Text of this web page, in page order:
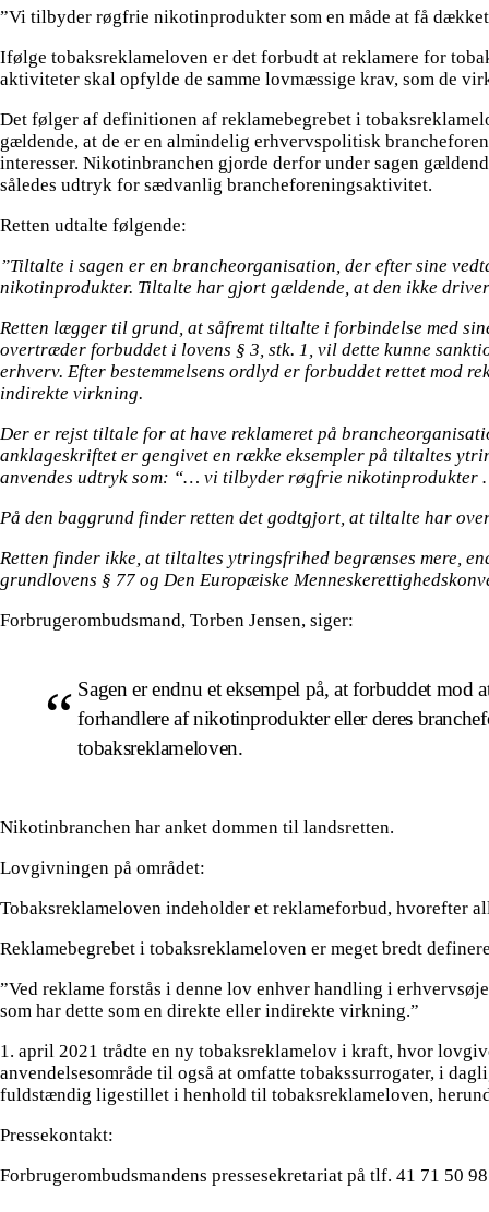
”Vi tilbyder røgfrie nikotinprodukter som en måde at få
Ifølge tobaksreklameloven er det forbudt at reklamere for
aktiviteter skal opfylde de samme lovmæssige krav, som de
Det følger af definitionen af reklamebegrebet i
gældende, at de er en almindelig erhvervspolitisk
interesser. Nikotinbranchen gjorde derfor under sagen
således udtryk for sædvanlig brancheforeningsaktivitet.
Retten udtalte følgende:
”Tiltalte i sagen er en brancheorganisation, der efter sine
nikotinprodukter. Tiltalte har gjort gældende, at den ikke
Retten lægger til grund, at såfremt tiltalte i forbindelse med
overtræder forbuddet i lovens § 3, stk. 1, vil dette kunne
erhverv. Efter bestemmelsens ordlyd er forbuddet rettet mod
indirekte virkning.
Der er rejst tiltale for at have reklameret på
anklageskriftet er gengivet en række eksempler på tiltaltes
anvendes udtryk som: “… vi tilbyder røgfrie nikotinprodukter
På den baggrund finder retten det godtgjort, at tiltalte har
Retten finder ikke, at tiltaltes ytringsfrihed begrænses mere,
grundlovens § 77 og Den Europæiske
Forbrugerombudsmand, Torben Jensen, siger:
Sagen er endnu et eksempel på, at forbuddet
forhandlere af nikotinprodukter eller deres
tobaksreklameloven.
Nikotinbranchen har anket dommen til landsretten.
Lovgivningen på området:
Tobaksreklameloven indeholder et reklameforbud, hvorefter
Reklamebegrebet i tobaksreklameloven er meget bredt
”Ved reklame forstås i denne lov enhver handling i
som har dette som en direkte eller indirekte virkning.”
1. april 2021 trådte en ny tobaksreklamelov i kraft, hvor
anvendelsesområde til også at omfatte tobakssurrogater, i
fuldstændig ligestillet i henhold til tobaksreklameloven,
Pressekontakt:
Forbrugerombudsmandens pressesekretariat på tlf. 41 71 50